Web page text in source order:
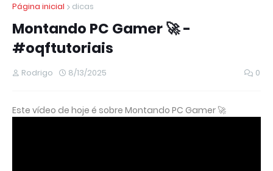
outros
Página inicial dicas
Montando PC Gamer 🚀 -
#oqftutoriais
Rodrigo 8/13/2025 0
Este vídeo de hoje é sobre Montando PC Gamer 🚀